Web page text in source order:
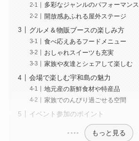
多彩なジャンルのパフォーマンス
開放感あふれる屋外ステージ
グルメ＆物販ブースの楽しみ方
食べ応えあるフードメニュー
おしゃれスイーツも充実
家族や友達とシェアして楽しむ
会場で楽しむ宇和島の魅力
地元産の新鮮食材や特産品
家族でのんびり過ごせる空間
イベント参加のポイント
もっと見る